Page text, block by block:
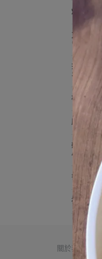
烤皿、烤盤
刀．叉．
茶具與咖
杯 Cup
廚房道
雜貨/布
書籍
禮物專區
關於我們